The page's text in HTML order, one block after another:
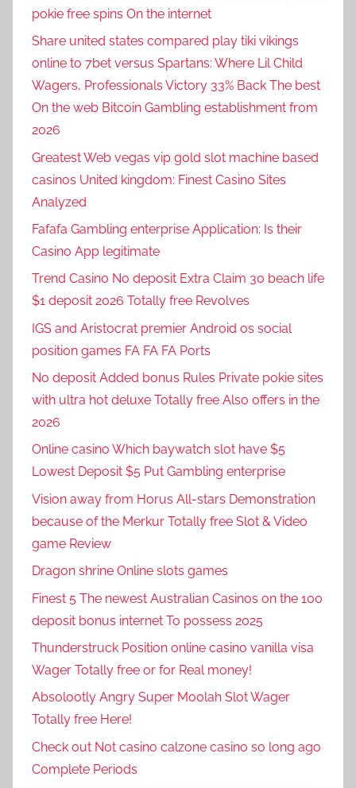
pokie free spins On the internet
Share united states compared play tiki vikings
online to 7bet versus Spartans: Where Lil Child
Wagers, Professionals Victory 33% Back The best
On the web Bitcoin Gambling establishment from
2026
Greatest Web vegas vip gold slot machine based
casinos United kingdom: Finest Casino Sites
Analyzed
Fafafa Gambling enterprise Application: Is their
Casino App legitimate
Trend Casino No deposit Extra Claim 30 beach life
$1 deposit 2026 Totally free Revolves
IGS and Aristocrat premier Android os social
position games FA FA FA Ports
No deposit Added bonus Rules Private pokie sites
with ultra hot deluxe Totally free Also offers in the
2026
Online casino Which baywatch slot have $5
Lowest Deposit $5 Put Gambling enterprise
Vision away from Horus All-stars Demonstration
because of the Merkur Totally free Slot & Video
game Review
Dragon shrine Online slots games
Finest 5 The newest Australian Casinos on the 100
deposit bonus internet To possess 2025
Thunderstruck Position online casino vanilla visa
Wager Totally free or for Real money!
Absolootly Angry Super Moolah Slot Wager
Totally free Here!
Check out Not casino calzone casino so long ago
Complete Periods